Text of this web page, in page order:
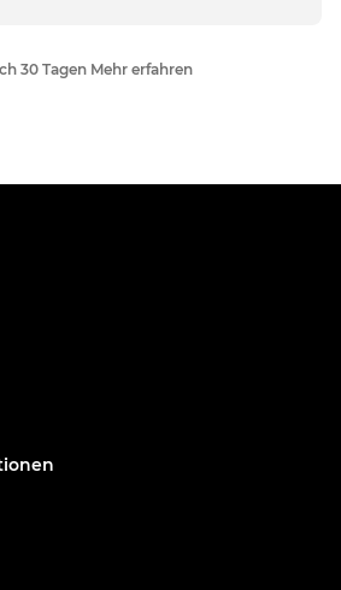
30 Tagen Mehr erfahren